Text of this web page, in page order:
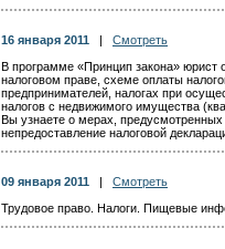
16 января 2011
Смотреть
В программе «Принцип закона» юрист
налоговом праве, схеме оплаты
предпринимателей, налогах при
налогов с недвижимого имущества
Вы узнаете о мерах,
непредоставление налоговой
09 января 2011
Смотреть
Трудовое право. Налоги. Пищевые